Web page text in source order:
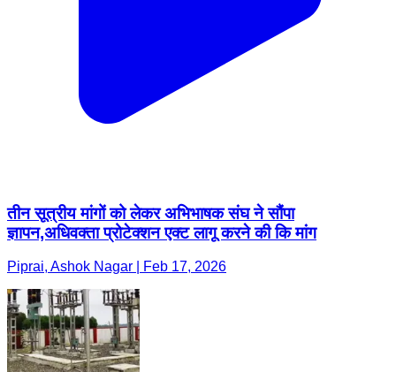
तीन सूत्रीय मांगों को लेकर अभिभाषक संघ ने सौंपा
ज्ञापन,अधिवक्ता प्रोटेक्शन एक्ट लागू करने की कि मांग
Piprai, Ashok Nagar | Feb 17, 2026